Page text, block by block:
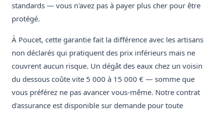
standards — vous n'avez pas à payer plus cher pour être
protégé.
À Poucet, cette garantie fait la différence avec les artisans
non déclarés qui pratiquent des prix inférieurs mais ne
couvrent aucun risque. Un dégât des eaux chez un voisin
du dessous coûte vite 5 000 à 15 000 € — somme que
vous préférez ne pas avancer vous-même. Notre contrat
d'assurance est disponible sur demande pour toute